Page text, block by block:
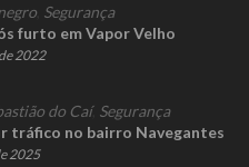
Segurança
furto em Vapor Velho
2022
do Caí, Segurança
tráfico no bairro Navegantes
2025